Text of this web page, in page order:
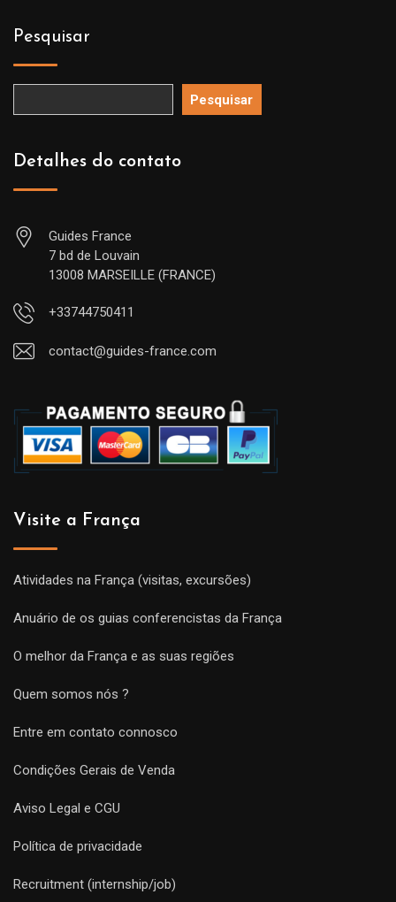
Pesquisar
Pesquisar
Detalhes do contato
Guides France
7 bd de Louvain
13008 MARSEILLE (FRANCE)
+33744750411
contact@guides-france.com
Visite a França
Atividades na França (visitas, excursões)
Anuário de os guias conferencistas da França
O melhor da França e as suas regiões
Quem somos nós ?
Entre em contato connosco
Condições Gerais de Venda
Aviso Legal e CGU
Política de privacidade
Recruitment (internship/job)